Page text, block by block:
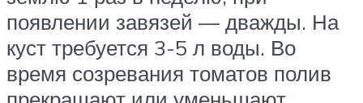
появлении завязей — дважды. На
куст требуется 3-5 л воды. Во
время созревания томатов полив